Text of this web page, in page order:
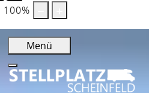
100%
Menü